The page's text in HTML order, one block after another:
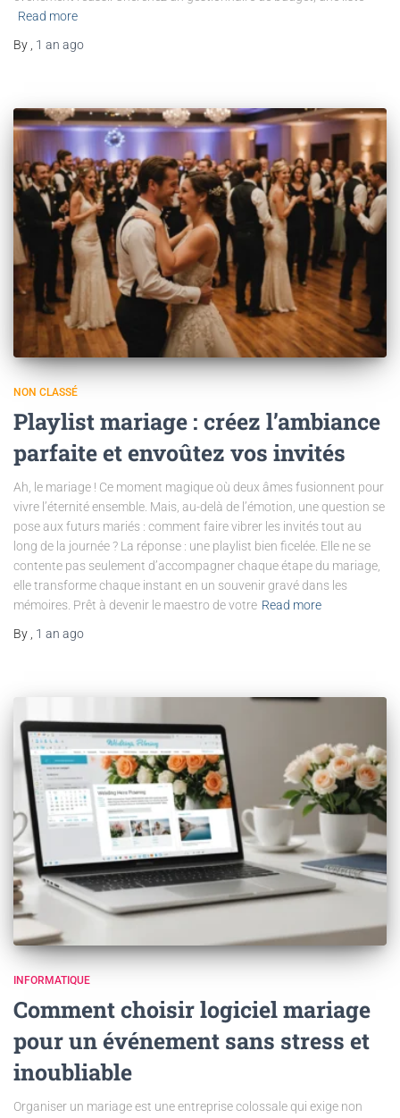
Read more
By
1 an ago
NON CLASSÉ
Playlist mariage : créez l’ambiance
parfaite et envoûtez vos invités
Ah, le mariage ! Ce moment magique où deux âmes fusionnent pour
vivre l’éternité ensemble. Mais, au-delà de l’émotion, une question se
pose aux futurs mariés : comment faire vibrer les invités tout au
long de la journée ? La réponse : une playlist bien ficelée. Elle ne se
contente pas seulement d’accompagner chaque étape du mariage,
elle transforme chaque instant en un souvenir gravé dans les
mémoires. Prêt à devenir le maestro de votre Read more
By
1 an ago
INFORMATIQUE
Comment choisir logiciel mariage
pour un événement sans stress et
inoubliable
Organiser un mariage est une entreprise colossale qui exige non